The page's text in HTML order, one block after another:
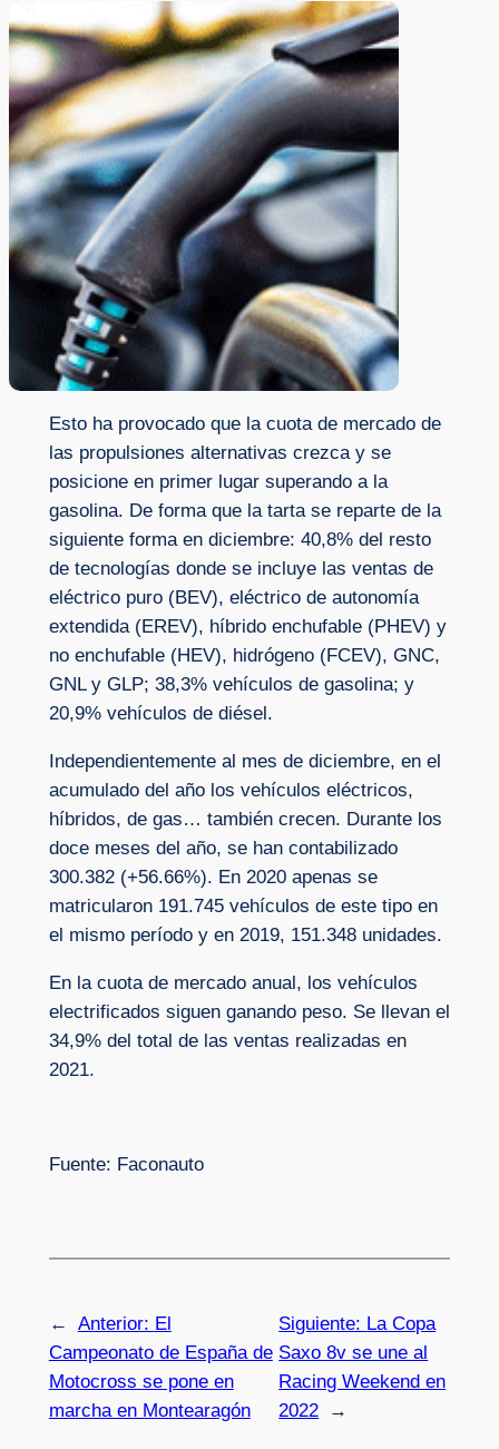
Esto ha provocado que la cuota de mercado de
las propulsiones alternativas crezca y se
posicione en primer lugar superando a la
gasolina. De forma que la tarta se reparte de la
siguiente forma en diciembre: 40,8% del resto
de tecnologías donde se incluye las ventas de
eléctrico puro (BEV), eléctrico de autonomía
extendida (EREV), híbrido enchufable (PHEV) y
no enchufable (HEV), hidrógeno (FCEV), GNC,
GNL y GLP; 38,3% vehículos de gasolina; y
20,9% vehículos de diésel.
Independientemente al mes de diciembre, en el
acumulado del año los vehículos eléctricos,
híbridos, de gas… también crecen. Durante los
doce meses del año, se han contabilizado
300.382 (+56.66%). En 2020 apenas se
matricularon 191.745 vehículos de este tipo en
el mismo período y en 2019, 151.348 unidades.
En la cuota de mercado anual, los vehículos
electrificados siguen ganando peso. Se llevan el
34,9% del total de las ventas realizadas en
2021.
Fuente: Faconauto
← Anterior: El
Campeonato de España de
Motocross se pone en
marcha en Montearagón
Siguiente: La Copa
Saxo 8v se une al
Racing Weekend en
2022
→